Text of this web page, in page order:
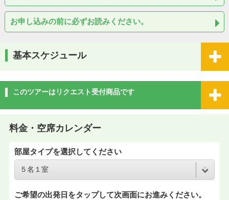
お申し込みの前に必ずお読みください。
基本スケジュール
このツアーはリクエスト受付商品です
料金・空席カレンダー
部屋タイプを選択してください
ご希望の出発日をタップして次画面にお進みください。